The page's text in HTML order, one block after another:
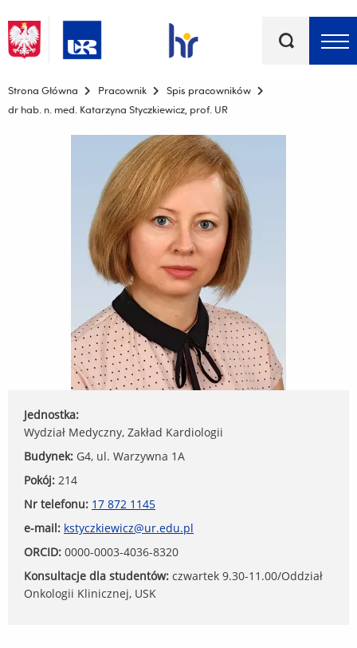
kluczowe
Menu - górna belka
Strona Główna Pracownik
Spis pracowników
dr hab. n. med. Katarzyna Styczkiewicz, prof. UR
Jednostka:
Wydział Medyczny, Zakład Kardiologii
Budynek: G4, ul. Warzywna 1A
Pokój: 214
Nr telefonu: 17 872 1145
e-mail: kstyczkiewicz@ur.edu.pl
ORCID: 0000-0003-4036-8320
Konsultacje dla studentów: czwartek 9.30-11.00/Oddział
Onkologii Klinicznej, USK